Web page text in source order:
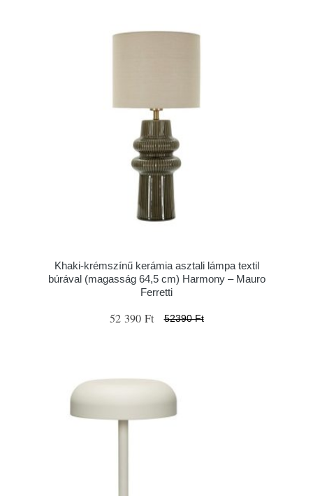
Khaki-krémszínű kerámia asztali lámpa textil
búrával (magasság 64,5 cm) Harmony – Mauro
Ferretti
52 390 Ft 52390 Ft